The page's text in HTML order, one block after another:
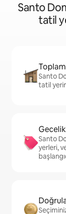
Santo
tatil
Santo
tatil
Santo
yerleri,